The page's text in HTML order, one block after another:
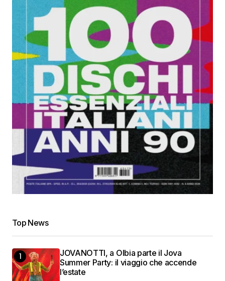
Top News
JOVANOTTI, a Olbia parte il Jova
Summer Party: il viaggio che accende
l’estate